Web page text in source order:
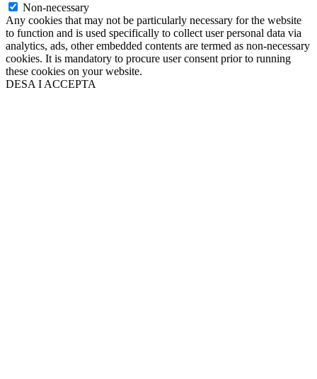
Non-necessary
Any cookies that may not be particularly necessary for the website
to function and is used specifically to collect user personal data via
analytics, ads, other embedded contents are termed as non-necessary
cookies. It is mandatory to procure user consent prior to running
these cookies on your website.
DESA I ACCEPTA